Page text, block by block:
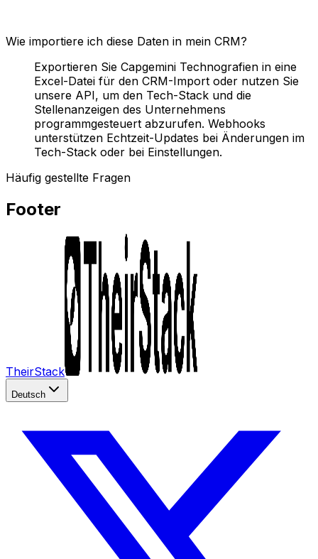
Wie importiere ich diese Daten in mein CRM?
Exportieren Sie Capgemini Technografien in eine
Excel-Datei für den CRM-Import oder nutzen Sie
unsere API, um den Tech-Stack und die
Stellenanzeigen des Unternehmens
programmgesteuert abzurufen. Webhooks
unterstützen Echtzeit-Updates bei Änderungen im
Tech-Stack oder bei Einstellungen.
Häufig gestellte Fragen
Footer
TheirStack
Deutsch